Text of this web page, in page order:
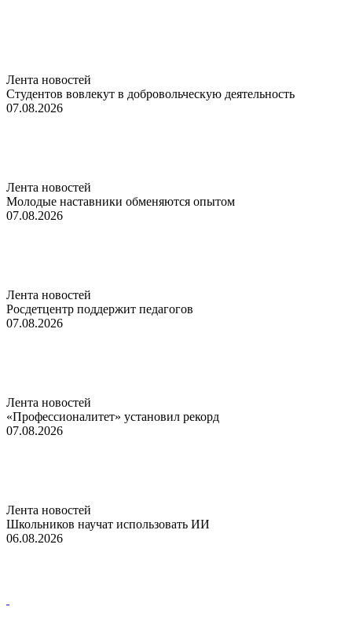
Лента новостей
Студентов вовлекут в добровольческую деятельность
07.08.2026
Лента новостей
Молодые наставники обменяются опытом
07.08.2026
Лента новостей
Росдетцентр поддержит педагогов
07.08.2026
Лента новостей
«Профессионалитет» установил рекорд
07.08.2026
Лента новостей
Школьников научат использовать ИИ
06.08.2026